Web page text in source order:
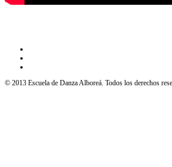
© 2013 Escuela de Danza Alboreá. Todos los derechos